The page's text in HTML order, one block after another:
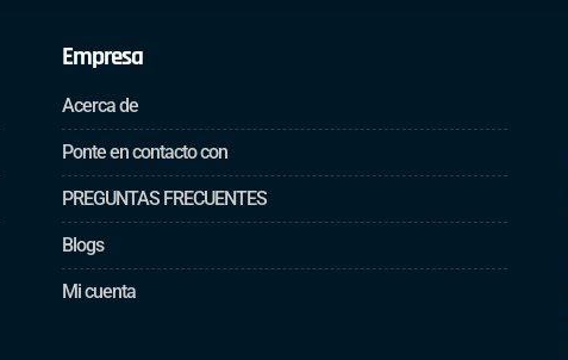
Empresa
Acerca de
Ponte en contacto con
PREGUNTAS FRECUENTES
Blogs
Mi cuenta